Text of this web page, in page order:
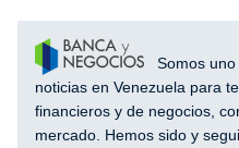
Somos
noticias en Venezuela para
financieros y de negocios,
mercado. Hemos sido y